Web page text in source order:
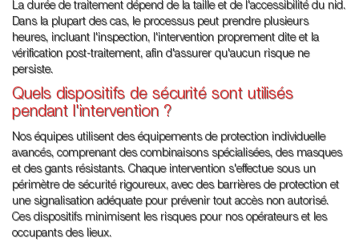
La durée de traitement dépend de la taille et de l'accessibilité du nid.
Dans la plupart des cas, le processus peut prendre plusieurs
heures, incluant l'inspection, l'intervention proprement dite et la
vérification post-traitement, afin d'assurer qu'aucun risque ne
persiste.
Quels dispositifs de sécurité sont utilisés
pendant l'intervention ?
Nos équipes utilisent des équipements de protection individuelle
avancés, comprenant des combinaisons spécialisées, des masques
et des gants résistants. Chaque intervention s'effectue sous un
périmètre de sécurité rigoureux, avec des barrières de protection et
une signalisation adéquate pour prévenir tout accès non autorisé.
Ces dispositifs minimisent les risques pour nos opérateurs et les
occupants des lieux.